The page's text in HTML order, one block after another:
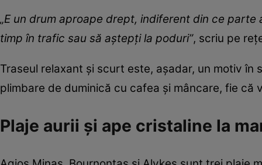
„E un drum aproape drept, indiferent din ce
timp în trafic sau să aștepți la poduri”, scriu pe
Traseul relaxant și scurt este, așadar, un motiv
plimbare de duminică cu cafea și mâncare, fie că
Plaje aurii și ape cristaline la